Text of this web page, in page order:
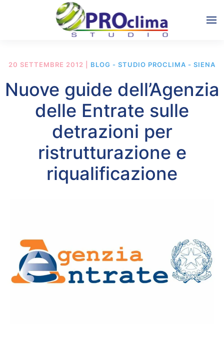
20 SETTEMBRE 2012 BLOG - STUDIO PROCLIMA - SIENA
Nuove guide dell’Agenzia
delle Entrate sulle
detrazioni per
ristrutturazione e
riqualificazione